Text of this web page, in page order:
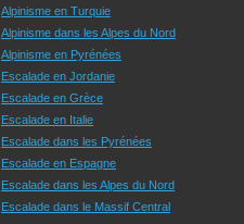
Alpinisme en Turquie
Alpinisme dans les Alpes du Nord
Alpinisme en Pyrénées
Escalade en Jordanie
Escalade en Grèce
Escalade en Italie
Escalade dans les Pyrénées
Escalade en Espagne
Escalade dans les Alpes du Nord
Escalade dans le Massif Central